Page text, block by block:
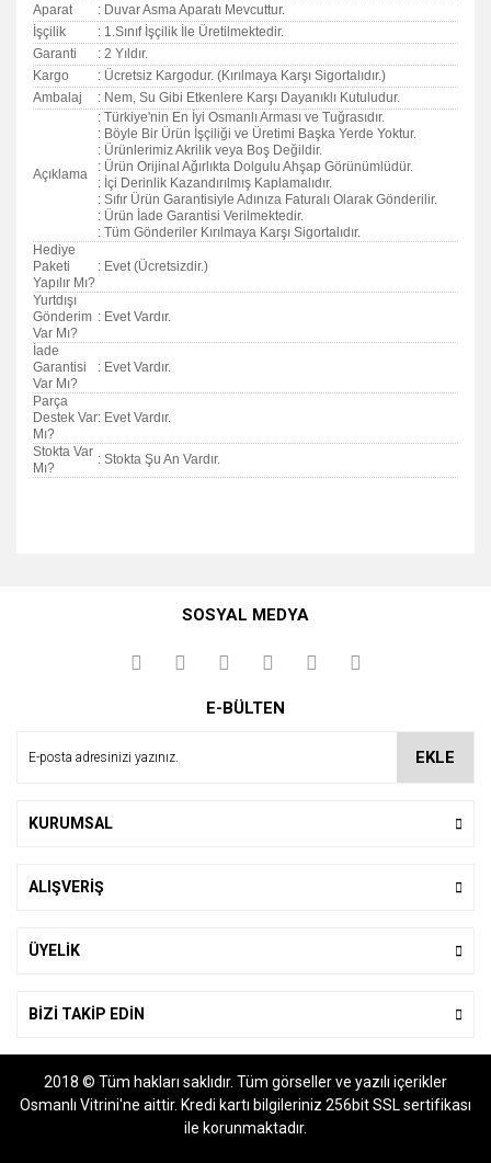
Aparat
: Duvar Asma Aparatı Mevcuttur.
İşçilik
: 1.Sınıf İşçilik İle Üretilmektedir.
Garanti
: 2 Yıldır.
Kargo
: Ücretsiz Kargodur. (Kırılmaya Karşı Sigortalıdır.)
Ambalaj
: Nem, Su Gibi Etkenlere Karşı Dayanıklı Kutuludur.
Açıklama
: Türkiye'nin En İyi Osmanlı Arması ve Tuğrasıdır.
: Böyle Bir Ürün İşçiliği ve Üretimi Başka Yerde Yoktur.
: Ürünlerimiz Akrilik veya Boş Değildir.
: Ürün Orijinal Ağırlıkta Dolgulu Ahşap Görünümlüdür.
: İçi Derinlik Kazandırılmış Kaplamalıdır.
: Sıfır Ürün Garantisiyle Adınıza Faturalı Olarak Gönderilir.
: Ürün İade Garantisi Verilmektedir.
: Tüm Gönderiler Kırılmaya Karşı Sigortalıdır.
Hediye
Paketi
Yapılır Mı?
: Evet (Ücretsizdir.)
Yurtdışı
Gönderim
Var Mı?
: Evet Vardır.
İade
Garantisi
Var Mı?
: Evet Vardır.
Parça
Destek Var
Mı?
: Evet Vardır.
Stokta Var
Mı?
: Stokta Şu An Vardır.
kullanarak tarafımıza iletebilirsiniz.
Görüş ve önerileriniz için teşekkür ederiz.
Ürün açıklamasında eksik bilgiler bulunuyor.
SOSYAL MEDYA
E-BÜLTEN
EKLE
KURUMSAL
ALIŞVERİŞ
ÜYELİK
BİZİ TAKİP EDİN
2018 © Tüm hakları saklıdır. Tüm görseller ve yazılı içerikler
Osmanlı Vitrini'ne aittir. Kredi kartı bilgileriniz 256bit SSL sertifikası
ile korunmaktadır.